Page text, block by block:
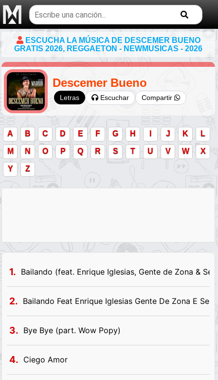
Buscar
temas
musicales
ESCUCHA LA MÚSICA DE DESCEMER BUENO
GRATIS 2026, REGGAETON - NEWMUSICAS - 2026
Descemer Bueno
Letras Escuchar Compartir
A B C D E F G H I J K L
M N O P Q R S T U V W X
Y Z
1. Bailando (feat. Enrique Iglesias, Gente de Zona &
2. Bailando Feat Enrique Iglesias Gente De Zona E
3. Bye Bye (part. Wow Popy)
4. Ciego Amor